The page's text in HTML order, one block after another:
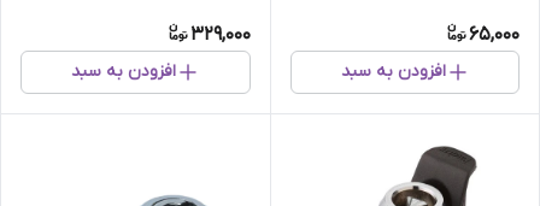
65,000
افزودن به سبد
329,000
افزودن به سبد